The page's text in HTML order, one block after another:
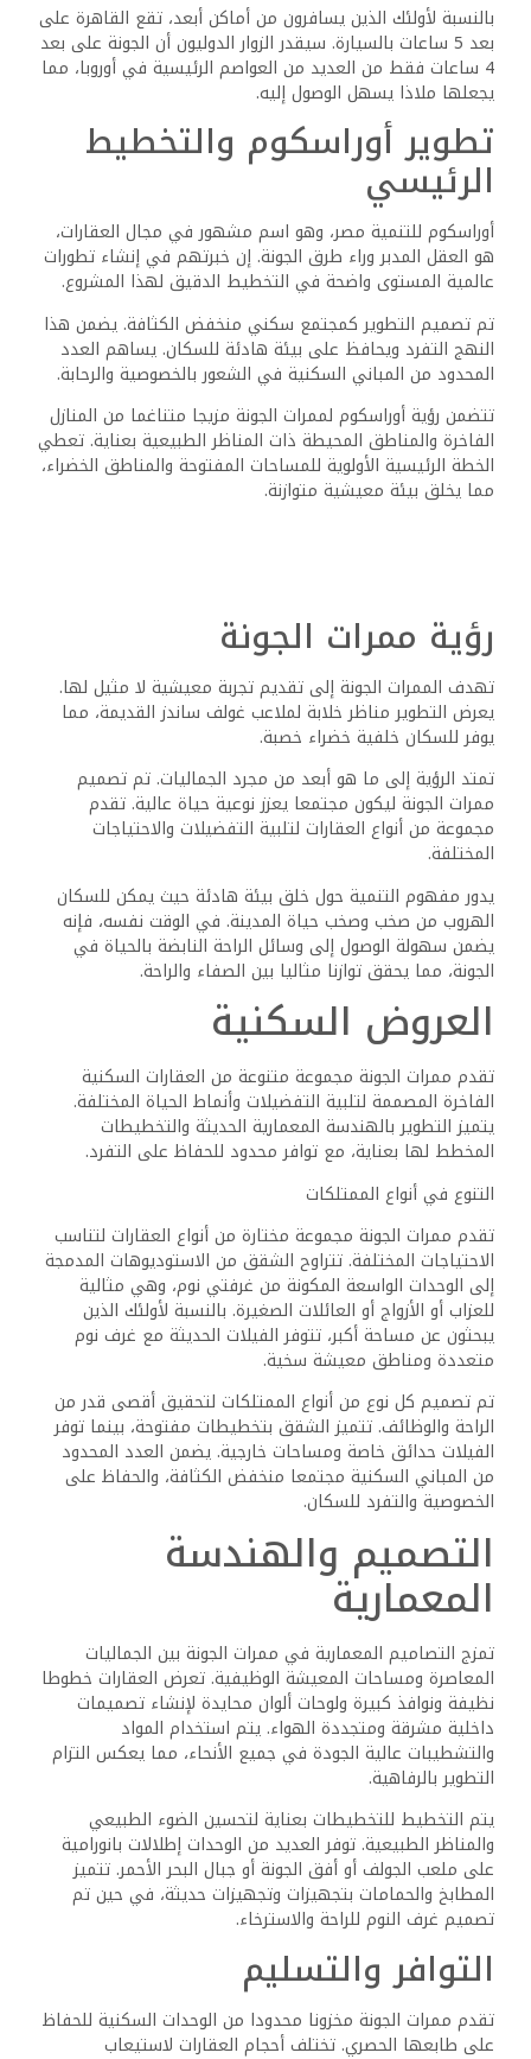
بالنسبة لأولئك الذين يسافرون من أماكن أبعد، تقع القاهرة على
بعد 5 ساعات بالسيارة. سيقدر الزوار الدوليون أن الجونة على بعد
4 ساعات فقط من العديد من العواصم الرئيسية في أوروبا، مما
يجعلها ملاذا يسهل الوصول إليه.
تطوير أوراسكوم والتخطيط
الرئيسي
أوراسكوم للتنمية مصر، وهو اسم مشهور في مجال العقارات،
هو العقل المدبر وراء طرق الجونة. إن خبرتهم في إنشاء تطورات
عالمية المستوى واضحة في التخطيط الدقيق لهذا المشروع.
تم تصميم التطوير كمجتمع سكني منخفض الكثافة. يضمن هذا
النهج التفرد ويحافظ على بيئة هادئة للسكان. يساهم العدد
المحدود من المباني السكنية في الشعور بالخصوصية والرحابة.
تتضمن رؤية أوراسكوم لممرات الجونة مزيجا متناغما من المنازل
الفاخرة والمناطق المحيطة ذات المناظر الطبيعية بعناية. تعطي
الخطة الرئيسية الأولوية للمساحات المفتوحة والمناطق الخضراء،
مما يخلق بيئة معيشية متوازنة.
رؤية ممرات الجونة
تهدف الممرات الجونة إلى تقديم تجربة معيشية لا مثيل لها.
يعرض التطوير مناظر خلابة لملاعب غولف ساندز القديمة، مما
يوفر للسكان خلفية خضراء خصبة.
تمتد الرؤية إلى ما هو أبعد من مجرد الجماليات. تم تصميم
ممرات الجونة ليكون مجتمعا يعزز نوعية حياة عالية. تقدم
مجموعة من أنواع العقارات لتلبية التفضيلات والاحتياجات
المختلفة.
يدور مفهوم التنمية حول خلق بيئة هادئة حيث يمكن للسكان
الهروب من صخب وصخب حياة المدينة. في الوقت نفسه، فإنه
يضمن سهولة الوصول إلى وسائل الراحة النابضة بالحياة في
الجونة، مما يحقق توازنا مثاليا بين الصفاء والراحة.
العروض السكنية
تقدم ممرات الجونة مجموعة متنوعة من العقارات السكنية
الفاخرة المصممة لتلبية التفضيلات وأنماط الحياة المختلفة.
يتميز التطوير بالهندسة المعمارية الحديثة والتخطيطات
المخطط لها بعناية، مع توافر محدود للحفاظ على التفرد.
التنوع في أنواع الممتلكات
تقدم ممرات الجونة مجموعة مختارة من أنواع العقارات لتناسب
الاحتياجات المختلفة. تتراوح الشقق من الاستوديوهات المدمجة
إلى الوحدات الواسعة المكونة من غرفتي نوم، وهي مثالية
للعزاب أو الأزواج أو العائلات الصغيرة. بالنسبة لأولئك الذين
يبحثون عن مساحة أكبر، تتوفر الفيلات الحديثة مع غرف نوم
متعددة ومناطق معيشة سخية.
تم تصميم كل نوع من أنواع الممتلكات لتحقيق أقصى قدر من
الراحة والوظائف. تتميز الشقق بتخطيطات مفتوحة، بينما توفر
الفيلات حدائق خاصة ومساحات خارجية. يضمن العدد المحدود
من المباني السكنية مجتمعا منخفض الكثافة، والحفاظ على
الخصوصية والتفرد للسكان.
التصميم والهندسة
المعمارية
تمزج التصاميم المعمارية في ممرات الجونة بين الجماليات
المعاصرة ومساحات المعيشة الوظيفية. تعرض العقارات خطوطا
نظيفة ونوافذ كبيرة ولوحات ألوان محايدة لإنشاء تصميمات
داخلية مشرقة ومتجددة الهواء. يتم استخدام المواد
والتشطيبات عالية الجودة في جميع الأنحاء، مما يعكس التزام
التطوير بالرفاهية.
يتم التخطيط للتخطيطات بعناية لتحسين الضوء الطبيعي
والمناظر الطبيعية. توفر العديد من الوحدات إطلالات بانورامية
على ملعب الجولف أو أفق الجونة أو جبال البحر الأحمر. تتميز
المطابخ والحمامات بتجهيزات وتجهيزات حديثة، في حين تم
تصميم غرف النوم للراحة والاسترخاء.
التوافر والتسليم
تقدم ممرات الجونة مخزونا محدودا من الوحدات السكنية للحفاظ
على طابعها الحصري. تختلف أحجام العقارات لاستيعاب